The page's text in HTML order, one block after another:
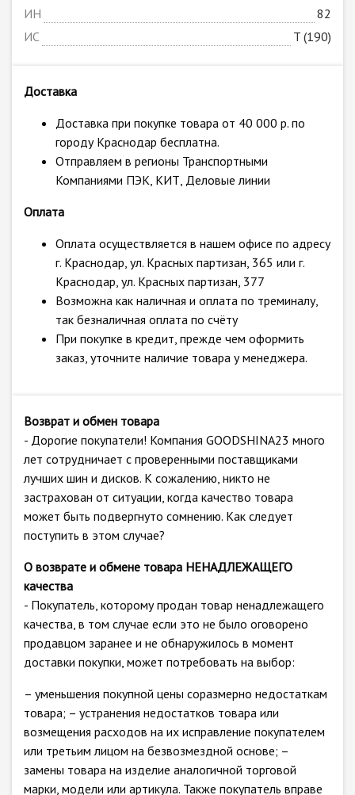
ИН
82
ИС
T (190)
Доставка
Доставка при покупке товара от 40 000 р. по
городу Краснодар бесплатна.
Отправляем в регионы Транспортными
Компаниями ПЭК, КИТ, Деловые линии
Оплата
Оплата осуществляется в нашем офисе по адресу
г. Краснодар, ул. Красных партизан, 365 или г.
Краснодар, ул. Красных партизан, 377
Возможна как наличная и оплата по треминалу,
так безналичная оплата по счёту
При покупке в кредит, прежде чем оформить
заказ, уточните наличие товара у менеджера.
Возврат и обмен товара
- Дорогие покупатели! Компания GOODSHINA23 много
лет сотрудничает с проверенными поставщиками
лучших шин и дисков. К сожалению, никто не
застрахован от ситуации, когда качество товара
может быть подвергнуто сомнению. Как следует
поступить в этом случае?
О возврате и обмене товара НЕНАДЛЕЖАЩЕГО
качества
- Покупатель, которому продан товар ненадлежащего
качества, в том случае если это не было оговорено
продавцом заранее и не обнаружилось в момент
доставки покупки, может потребовать на выбор:
– уменьшения покупной цены соразмерно недостаткам
товара; – устранения недостатков товара или
возмещения расходов на их исправление покупателем
или третьим лицом на безвозмездной основе; –
замены товара на изделие аналогичной торговой
марки, модели или артикула. Также покупатель вправе